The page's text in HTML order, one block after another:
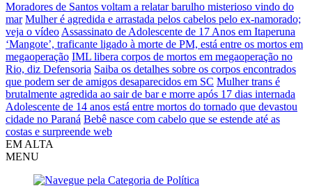
Moradores de Santos voltam a relatar barulho misterioso vindo do
mar Mulher é agredida e arrastada pelos cabelos pelo ex-namorado;
veja o vídeo Assassinato de Adolescente de 17 Anos em Itaperuna
‘Mangote’, traficante ligado à morte de PM, está entre os mortos em
megaoperação IML libera corpos de mortos em megaoperação no
Rio, diz Defensoria Saiba os detalhes sobre os corpos encontrados
que podem ser de amigos desaparecidos em SC Mulher trans é
brutalmente agredida ao sair de bar e morre após 17 dias internada
Adolescente de 14 anos está entre mortos do tornado que devastou
cidade no Paraná Bebê nasce com cabelo que se estende até as
costas e surpreende web
EM ALTA
MENU